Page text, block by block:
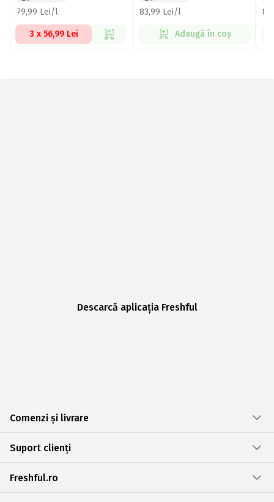
79,99 Lei/l
3 x 56,99 Lei
83,99 Lei/l
Adaugă în coș
Descarcă aplicația Freshful
Comenzi și livrare
Suport clienți
Freshful.ro